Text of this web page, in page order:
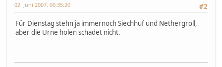
#2
02. Juni 2007, 00:35:20
Für Dienstag stehn ja immernoch Siechhuf und Nethergroll,
aber die Urne holen schadet nicht.